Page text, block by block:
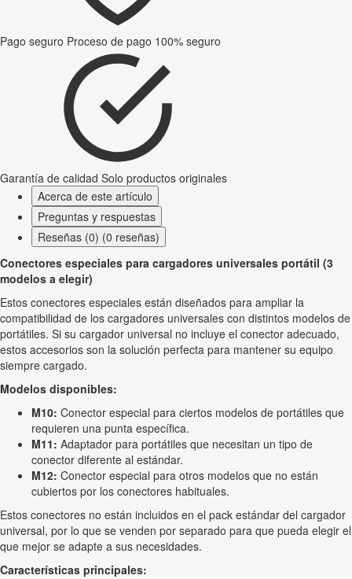
Pago seguro Proceso de pago 100% seguro
Garantía de calidad Solo productos originales
Acerca de este artículo
Preguntas y respuestas
Reseñas (0) (0 reseñas)
Conectores especiales para cargadores universales portátil (3
modelos a elegir)
Estos conectores especiales están diseñados para ampliar la
compatibilidad de los cargadores universales con distintos modelos de
portátiles. Si su cargador universal no incluye el conector adecuado,
estos accesorios son la solución perfecta para mantener su equipo
siempre cargado.
Modelos disponibles:
M10: Conector especial para ciertos modelos de portátiles que
requieren una punta específica.
M11: Adaptador para portátiles que necesitan un tipo de
conector diferente al estándar.
M12: Conector especial para otros modelos que no están
cubiertos por los conectores habituales.
Estos conectores no están incluidos en el pack estándar del cargador
universal, por lo que se venden por separado para que pueda elegir el
que mejor se adapte a sus necesidades.
Características principales: